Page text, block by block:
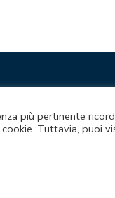
più pertinente
Tuttavia, puoi